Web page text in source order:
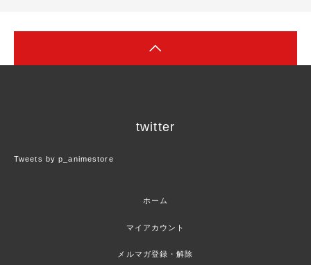
twitter
Tweets by p_animestore
ホーム
マイアカウント
メルマガ登録・解除